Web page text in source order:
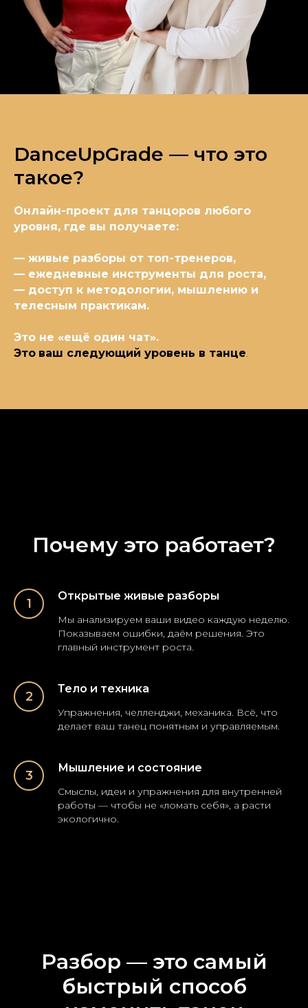
DanceUpGrade — что это
такое?
Онлайн-проект для танцоров любого
уровня, где вы получаете:
— живые разборы от топ-тренеров,
— ежедневные инструменты для роста,
— доступ к методологии, мышлению и
телесным практикам.
Это не «ещё один чат».
Это ваш следующий уровень в танце
Почему это работает?
Открытые живые разборы
Мы анализируем ваши видео каждую неделю.
Показываем ошибки, даём решения. Это
главный инструмент роста.
Тело и техника
Упражнения, челленджи, механика. Всё, что
делает ваш танец понятным и управляемым.
Мышление и состояние
Смыслы, идеи и упражнения для внутренней
работы — чтобы не «ломать себя», а расти
экологично.
Разбор — это самый
быстрый способ